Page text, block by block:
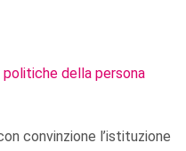
della persona
convinzione l’istituzione